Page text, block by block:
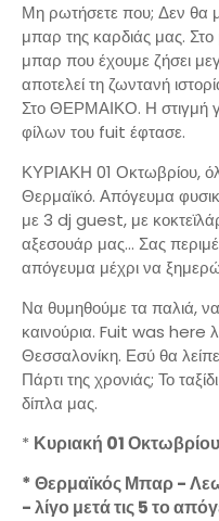
Μη ρωτήσετε που; Δεν θα
μπαρ της καρδιάς μας.
μπαρ που έχουμε ζήσει
αποτελεί τη ζωντανή
Στο ΘΕΡΜΑΙΚΟ. Η στιγμή
φίλων του fuit έφτασε.
ΚΥΡΙΑΚΗ 01 Οκτωβρίου,
Θερμαϊκό. Απόγευμα
με 3 dj guest, με
αξεσουάρ μας... Σας
απόγευμα μέχρι να
Να θυμηθούμε τα παλιά,
καινούρια. Fuit was here
Θεσσαλονίκη. Εσύ θα
Πάρτι της χρονιάς; Το
δίπλα μας.
* Κυριακή 01 Οκτωβρίου
* Θερμαϊκός Μπαρ -
- λίγο μετά τις 5 το